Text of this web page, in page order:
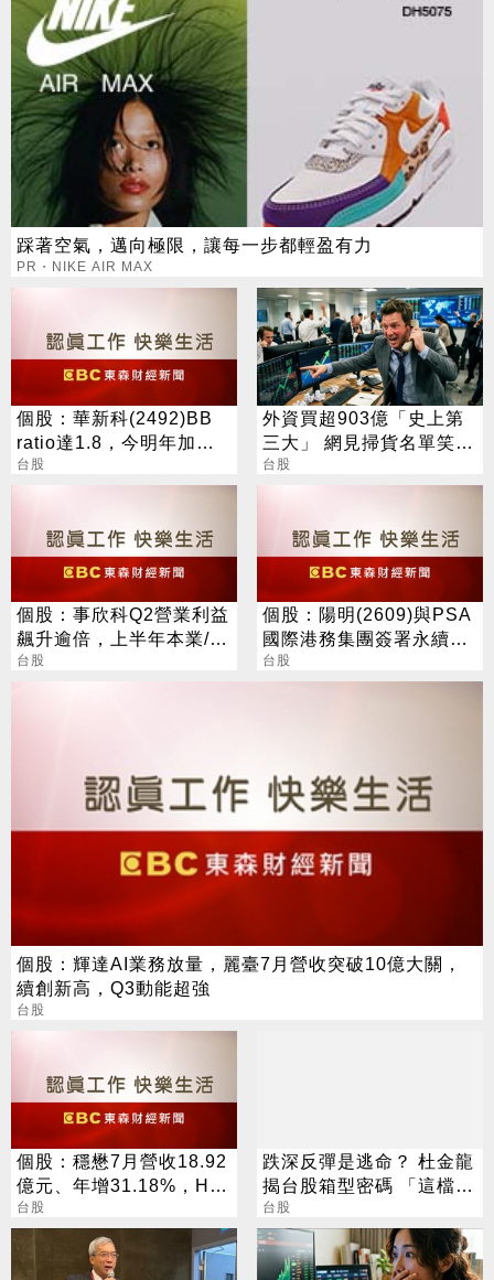
踩著空氣，邁向極限，讓每一步都輕盈有力
PR・NIKE AIR MAX
個股：華新科(2492)BB
ratio達1.8，今明年加速
擴產，焦佑衡稱漲價勢在
台股
外資買超903億「史上第
三大」 網見掃貨名單笑：
不懂在幹嘛
台股
個股：事欣科Q2營業利益
飆升逾倍，上半年本業/業
外同歡，大賺逾半個股本
台股
個股：陽明(2609)與PSA
國際港務集團簽署永續合
作備忘錄，加速全球供應
鏈減碳
台股
個股：輝達AI業務放量，麗臺7月營收突破10億大關，
續創新高，Q3動能超強
台股
個股：穩懋7月營收18.92
億元、年增31.18%，H2
旺季到來，雙成長引擎啟
動
台股
跌深反彈是逃命？ 杜金龍
揭台股箱型密碼 「這檔」
手腳要快
台股